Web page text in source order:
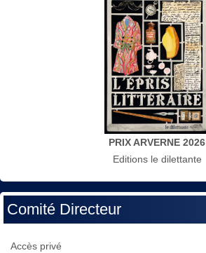
PRIX ARVERNE 2026
Editions le dilettante
Comité Directeur
Accès privé